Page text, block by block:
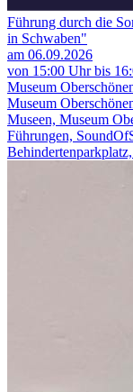
Führung durch die
in Schwaben"
am 06.09.2026
von 15:00 Uhr bis
Museum
Museum
Museen, Museum
Führungen,